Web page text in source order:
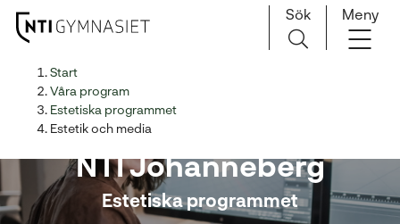
i
l
Huvudnavigation
Sök Meny
Start
Våra program
Estetiska programmet
Estetik och media
Estetik och media på
NTI Johanneberg
Estetiska programmet